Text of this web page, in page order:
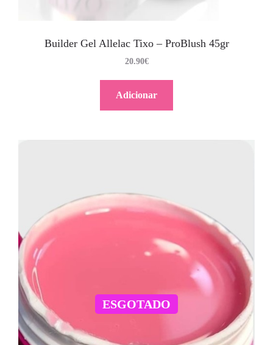
Builder Gel Allelac Tixo – ProBlush 45gr
20.90€
Adicionar
ESGOTADO